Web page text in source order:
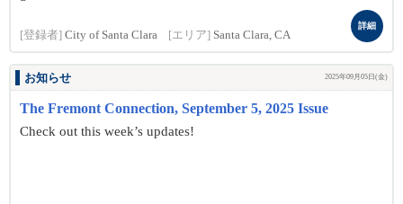
[登録者] City of Santa Clara [エリア] Santa Clara, CA
詳細
お知らせ 2025年09月05日(金)
The Fremont Connection, September 5, 2025 Issue
Check out this week’s updates!